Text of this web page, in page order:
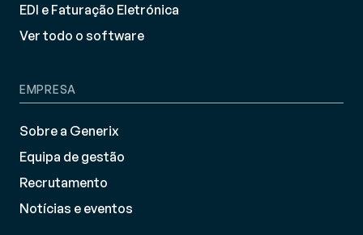
EDI e Faturação Eletrónica
Ver todo o software
EMPRESA
Sobre a Generix
Equipa de gestão
Recrutamento
Notícias e eventos